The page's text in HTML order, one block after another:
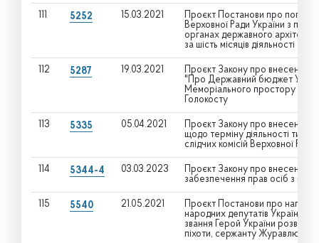
111 5252 15.03.2021
Проєкт Постанови про
Верховної Ради України з
органах державного
за шість місяців діяльності
112 5287 19.03.2021
Проєкт Закону про внесення
"Про Державний бюджет
Меморіального простору
Голокосту
113 5335 05.04.2021
Проєкт Закону про внесення
щодо терміну діяльності
слідчих комісій Верховної Ради
114 5344-4 03.03.2023
Проєкт Закону про внесення
забезпечення прав осіб з
115 5540 21.05.2021
Проєкт Постанови про
народних депутатів України
звання Герой України
піхоти, сержанту Журавлю